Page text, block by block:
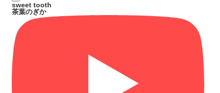
sweet tooth
茶葉のぎか